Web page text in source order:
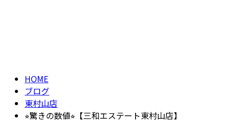
HOME
ブログ
東村山店
⭐︎驚きの数値⭐︎【三和エステート東村山店】